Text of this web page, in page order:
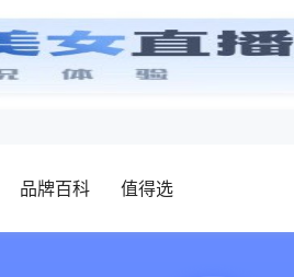
品牌百科 值得选